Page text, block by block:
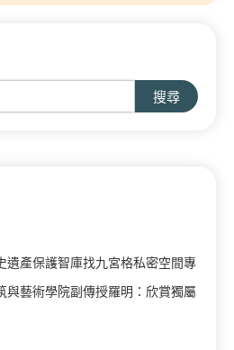
搜尋
遺產保護智庫找九宮格私密空間專
與藝術學院副傳授羅明：欣賞獨屬